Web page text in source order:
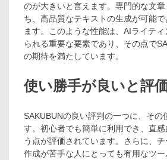
のが大きいと言えます。専門的な文
ち、高品質なテキストの生成が可能
ます。このような性能は、AIライテ
られる重要な要素であり、その点で
の期待を満たしています。
使い勝手が良いと評
SAKUBUNの良い評判の一つに、その
す。初心者でも簡単に利用でき、直
う点が評価されています。さらに、
作成が苦手な人にとっても有用なツ